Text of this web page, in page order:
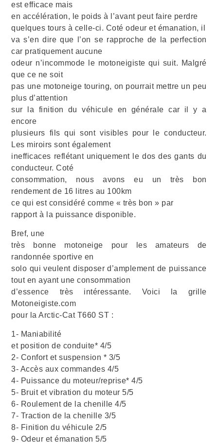
est efficace mais
en accélération, le poids à l’avant peut faire perdre
quelques tours à celle-ci. Coté odeur et émanation, il
va s’en dire que l’on se rapproche de la perfection
car pratiquement aucune
odeur n’incommode le motoneigiste qui suit. Malgré
que ce ne soit
pas une motoneige touring, on pourrait mettre un peu
plus d’attention
sur la finition du véhicule en générale car il y a
encore
plusieurs fils qui sont visibles pour le conducteur.
Les miroirs sont également
inefficaces reflétant uniquement le dos des gants du
conducteur. Coté
consommation, nous avons eu un très bon
rendement de 16 litres au 100km
ce qui est considéré comme « très bon » par
rapport à la puissance disponible.
Bref, une
très bonne motoneige pour les amateurs de
randonnée sportive en
solo qui veulent disposer d’amplement de puissance
tout en ayant une consommation
d’essence très intéressante. Voici la grille
Motoneigiste.com
pour la Arctic-Cat T660 ST :
1- Maniabilité
et position de conduite* 4/5
2- Confort et suspension * 3/5
3- Accès aux commandes 4/5
4- Puissance du moteur/reprise* 4/5
5- Bruit et vibration du moteur 5/5
6- Roulement de la chenille 4/5
7- Traction de la chenille 3/5
8- Finition du véhicule 2/5
9- Odeur et émanation 5/5